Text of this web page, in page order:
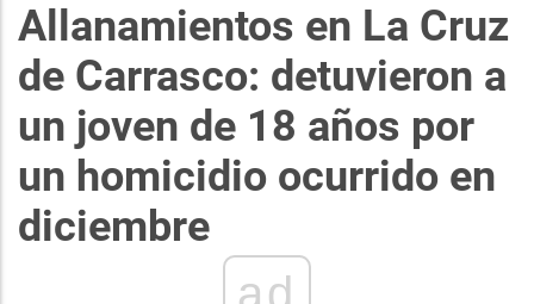
Allanamientos en La Cruz
de Carrasco: detuvieron a
un joven de 18 años por
un homicidio ocurrido en
diciembre
ad